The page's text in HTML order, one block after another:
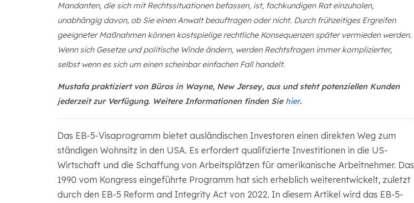
Mandanten, die sich mit Rechtssituationen befassen, ist, fachkundigen Rat einzuholen,
unabhängig davon, ob Sie einen Anwalt beauftragen oder nicht. Durch frühzeitiges Ergreifen
geeigneter Maßnahmen können kostspielige rechtliche Konsequenzen später vermieden werden.
Wenn sich Gesetze und politische Winde ändern, werden Rechtsfragen immer komplizierter,
selbst wenn es sich um einen scheinbar einfachen Fall handelt.
Mustafa praktiziert von Büros in Wayne, New Jersey, aus und steht potenziellen Kunden
jederzeit zur Verfügung. Weitere Informationen finden Sie hier.
Das EB-5-Visaprogramm bietet ausländischen Investoren einen direkten Weg zum
ständigen Wohnsitz in den USA. Es erfordert qualifizierte Investitionen in die US-
Wirtschaft und die Schaffung von Arbeitsplätzen für amerikanische Arbeitnehmer. Das
1990 vom Kongress eingeführte Programm hat sich erheblich weiterentwickelt, zuletzt
durch den EB-5 Reform and Integrity Act von 2022. In diesem Artikel wird das EB-5-